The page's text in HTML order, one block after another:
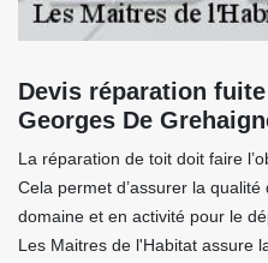
Devis réparation
Georges De
La réparation de toit doit faire
Cela permet d’assurer la
domaine et en activité pour le
Les Maitres de l'Habitat assure